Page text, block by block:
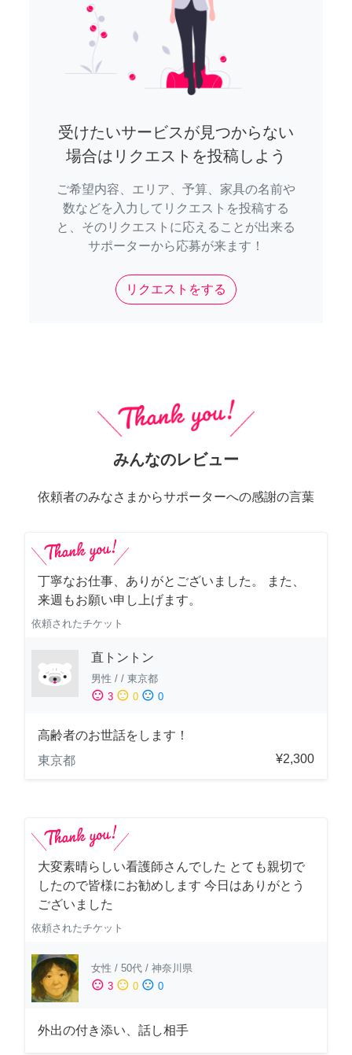
受けたいサービスが見つからない
場合はリクエストを投稿しよう
ご希望内容、エリア、予算、家具の名前や
数などを入力してリクエストを投稿する
と、そのリクエストに応えることが出来る
サポーターから応募が来ます！
リクエストをする
みんなのレビュー
依頼者のみなさまからサポーターへの感謝の言葉
丁寧なお仕事、ありがとございました。 また、
来週もお願い申し上げます。
依頼されたチケット
直トントン
男性 / / 東京都
sentiment_satisfied 3 sentiment_neutral 0 sentiment_dissatisfied 0
高齢者のお世話をします！
東京都
¥2,300
大変素晴らしい看護師さんでした とても親切で
したので皆様にお勧めします 今日はありがとう
ございました
依頼されたチケット
女性 / 50代 / 神奈川県
sentiment_satisfied 3 sentiment_neutral 0 sentiment_dissatisfied 0
外出の付き添い、話し相手